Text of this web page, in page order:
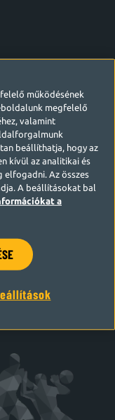
működésének
megfelelő
valamint
beállíthatja, hogy az
kívül az analitikai és
elfogadni. Az összes
A beállításokat bal
a